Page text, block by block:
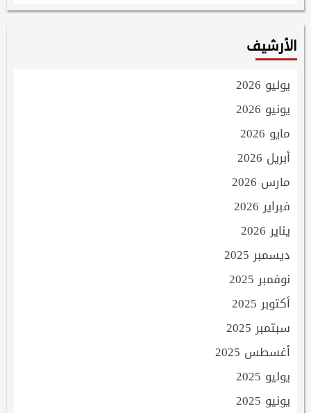
الأرشيف
يوليو 2026
يونيو 2026
مايو 2026
أبريل 2026
مارس 2026
فبراير 2026
يناير 2026
ديسمبر 2025
نوفمبر 2025
أكتوبر 2025
سبتمبر 2025
أغسطس 2025
يوليو 2025
يونيو 2025